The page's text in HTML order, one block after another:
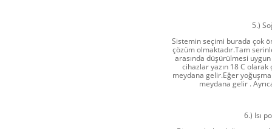
5.)
Sistemin seçimi burada çok
çözüm olmaktadır.Tam
arasında düşürülmesi
cihazlar yazın 18 C olarak
meydana gelir.Eğer
meydana gelir .
6.) Isı